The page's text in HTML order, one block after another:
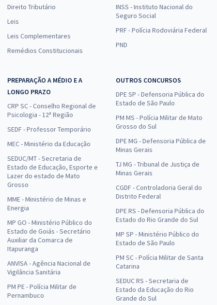
Direito Tributário
Leis
Leis Complementares
Remédios Constitucionais
INSS - Instituto Nacional do
Seguro Social
PRF - Polícia Rodoviária Federal
PND
PREPARAÇÃO A MÉDIO E A
LONGO PRAZO
CRP SC - Conselho Regional de
Psicologia - 12ª Região
SEDF - Professor Temporário
MEC - Ministério da Educação
SEDUC/MT - Secretaria de
Estado de Educação, Esporte e
Lazer do estado de Mato
Grosso
MME - Ministério de Minas e
Energia
MP GO - Ministério Público do
Estado de Goiás - Secretário
Auxiliar da Comarca de
Itapuranga
ANVISA - Agência Nacional de
Vigilância Sanitária
PM PE - Polícia Militar de
Pernambuco
OUTROS CONCURSOS
DPE SP - Defensoria Pública do
Estado de São Paulo
PM MS - Polícia Militar de Mato
Grosso do Sul
DPE MG - Defensoria Pública de
Minas Gerais
TJ MG - Tribunal de Justiça de
Minas Gerais
CGDF - Controladoria Geral do
Distrito Federal
DPE RS - Defensoria Pública do
Estado do Rio Grande do Sul
MP SP - Ministério Público do
Estado de São Paulo
PM SC - Polícia Militar de Santa
Catarina
SEDUC RS - Secretaria de
Estado da Educação do Rio
Grande do Sul